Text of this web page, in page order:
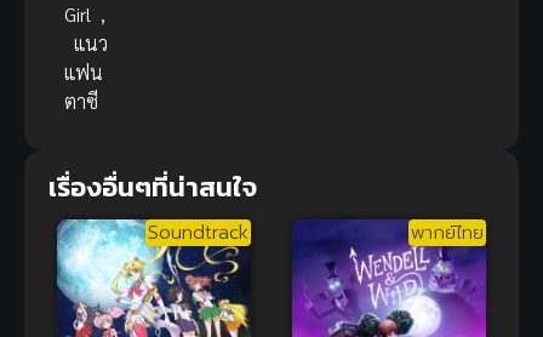
Girl ,
แนว
แฟน
ตาซี
เรื่องอื่นๆที่น่าสนใจ
Soundtrack พากย์ไทย